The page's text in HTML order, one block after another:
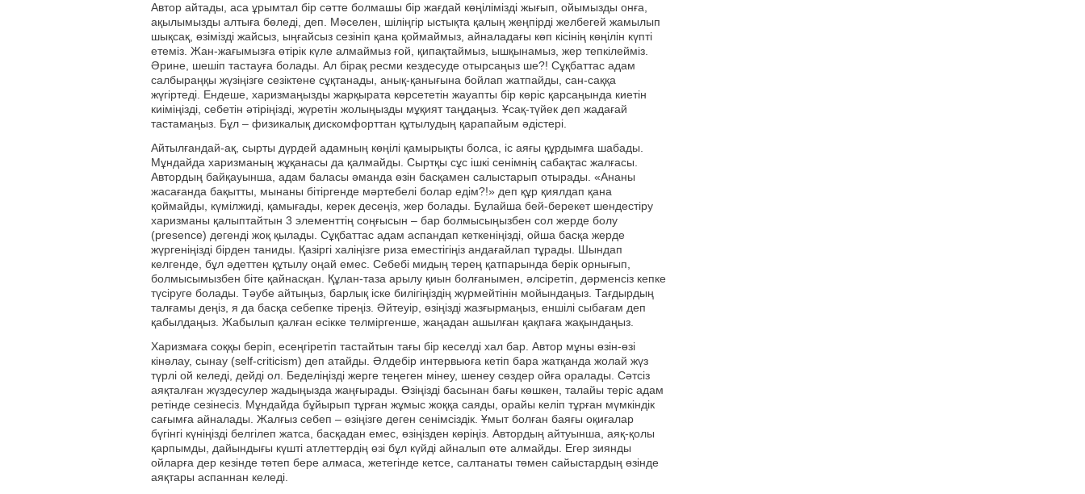
Автор айтады, аса ұрымтал бір сәтте болмашы бір жағдай көңілімізді жығып, ойымызды онға,
ақылымызды алтыға бөледі, деп. Мәселен, шіліңгір ыстықта қалың жеңпірді желбегей жамылып
шықсақ, өзімізді жайсыз, ыңғайсыз сезініп қана қоймаймыз, айналадағы көп кісінің көңілін күпті
етеміз. Жан-жағымызға өтірік күле алмаймыз ғой, қипақтаймыз, ышқынамыз, жер тепкілейміз.
Әрине, шешіп тастауға болады. Ал бірақ ресми кездесуде отырсаңыз ше?! Сұқбаттас адам
салбыраңқы жүзіңізге сезіктене сұқтанады, анық-қанығына бойлап жатпайды, сан-саққа
жүгіртеді. Ендеше, харизмаңызды жарқырата көрсететін жауапты бір көріс қарсаңында киетін
киіміңізді, себетін әтіріңізді, жүретін жолыңызды мұқият таңдаңыз. Ұсақ-түйек деп жадағай
тастамаңыз. Бұл – физикалық дискомфорттан құтылудың қарапайым әдістері.
Айтылғандай-ақ, сырты дүрдей адамның көңілі қамырықты болса, іс аяғы құрдымға шабады.
Мұндайда харизманың жұқанасы да қалмайды. Сыртқы сұс ішкі сенімнің сабақтас жалғасы.
Автордың байқауынша, адам баласы әманда өзін басқамен салыстарып отырады. «Ананы
жасағанда бақытты, мынаны бітіргенде мәртебелі болар едім?!» деп құр қиялдап қана
қоймайды, күмілжиді, қамығады, керек десеңіз, жер болады. Бұлайша бей-берекет шендестіру
харизманы қалыптайтын 3 элементтің соңғысын – бар болмысыңызбен сол жерде болу
(presence) дегенді жоқ қылады. Сұқбаттас адам аспандап кеткеніңізді, ойша басқа жерде
жүргеніңізді бірден таниды. Қазіргі халіңізге риза еместігіңіз андағайлап тұрады. Шындап
келгенде, бұл әдеттен құтылу оңай емес. Себебі мидың терең қатпарында берік орнығып,
болмысымызбен біте қайнасқан. Құлан-таза арылу қиын болғанымен, әлсіретіп, дәрменсіз кепке
түсіруге болады. Тәубе айтыңыз, барлық іске билігіңіздің жүрмейтінін мойындаңыз. Тағдырдың
талғамы деңіз, я да басқа себепке тіреңіз. Әйтеуір, өзіңізді жазғырмаңыз, еншілі сыбағам деп
қабылдаңыз. Жабылып қалған есікке телміргенше, жаңадан ашылған қақпаға жақындаңыз.
Харизмаға соққы беріп, есеңгіретіп тастайтын тағы бір кеселді хал бар. Автор мұны өзін-өзі
кінәлау, сынау (self-criticism) деп атайды. Әлдебір интервьюға кетіп бара жатқанда жолай жүз
түрлі ой келеді, дейді ол. Беделіңізді жерге теңеген мінеу, шенеу сөздер ойға оралады. Сәтсіз
аяқталған жүздесулер жадыңызда жаңғырады. Өзіңізді басынан бағы көшкен, талайы теріс адам
ретінде сезінесіз. Мұндайда бұйырып тұрған жұмыс жоққа саяды, орайы келіп тұрған мүмкіндік
сағымға айналады. Жалғыз себеп – өзіңізге деген сенімсіздік. Ұмыт болған баяғы оқиғалар
бүгінгі күніңізді белгілеп жатса, басқадан емес, өзіңізден көріңіз. Автордың айтуынша, аяқ-қолы
қарпымды, дайындығы күшті атлеттердің өзі бұл күйді айналып өте алмайды. Егер зиянды
ойларға дер кезінде төтеп бере алмаса, жетегінде кетсе, салтанаты төмен сайыстардың өзінде
аяқтары аспаннан келеді.